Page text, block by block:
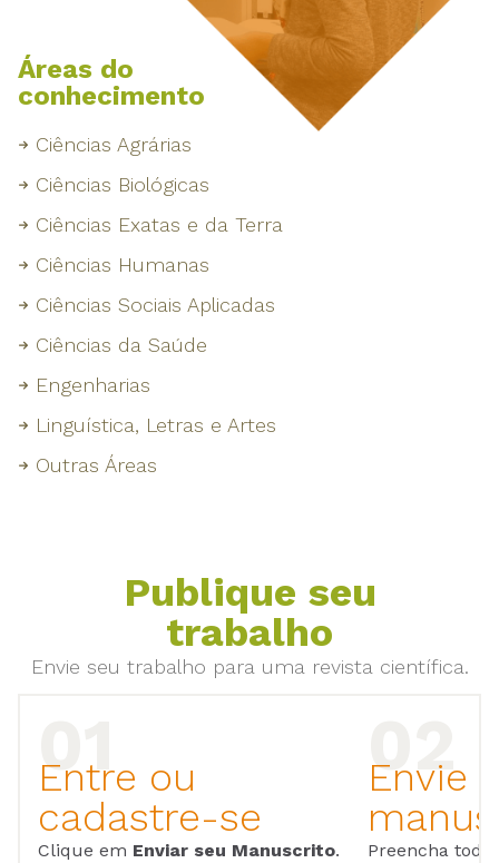
Áreas do
conhecimento
Ciências Agrárias
Ciências Biológicas
Ciências Exatas e da Terra
Ciências Humanas
Ciências Sociais Aplicadas
Ciências da Saúde
Engenharias
Linguística, Letras e Artes
Outras Áreas
Publique seu
trabalho
Envie seu trabalho para uma revista científica.
Entre ou
cadastre-se
Clique em Enviar seu Manuscrito.
Envie
Preencha